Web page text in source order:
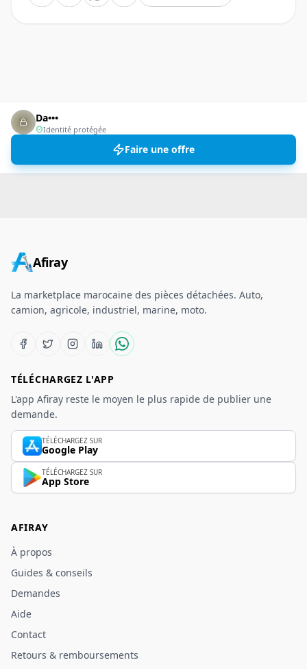
Da•••
Identité protégée
Faire une offre
Afiray
La marketplace marocaine des pièces détachées. Auto,
camion, agricole, industriel, marine, moto.
TÉLÉCHARGEZ L'APP
L'app Afiray reste le moyen le plus rapide de publier une
demande.
TÉLÉCHARGEZ SUR
Google Play
TÉLÉCHARGEZ SUR
App Store
AFIRAY
À propos
Guides & conseils
Demandes
Aide
Contact
Retours & remboursements